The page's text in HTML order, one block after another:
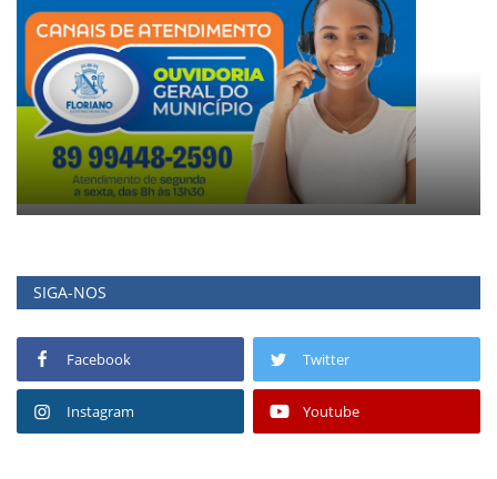
SIGA-NOS
Facebook Twitter
Instagram Youtube